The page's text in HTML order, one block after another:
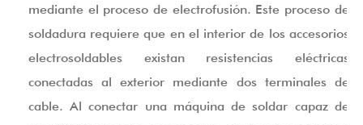
mediante el proceso de electrofusión. Este proceso de
soldadura requiere que en el interior de los accesorios
electrosoldables existan resistencias eléctricas
conectadas al exterior mediante dos terminales de
cable. Al conectar una máquina de soldar capaz de